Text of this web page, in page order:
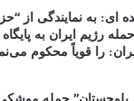
ای: به نمایندگی از
رژیم ایران به
را قویاً محکوم